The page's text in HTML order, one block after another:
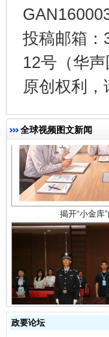
投稿邮箱：
12号（华
原创权利
全球视频图文新闻
揭开“小金库”
受贿1.44亿！
政要论坛